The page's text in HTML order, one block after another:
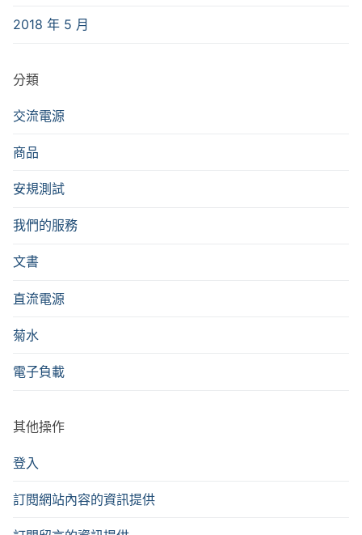
2018 年 5 月
分類
交流電源
商品
安規測試
我們的服務
文書
直流電源
菊水
電子負載
其他操作
登入
訂閱網站內容的資訊提供